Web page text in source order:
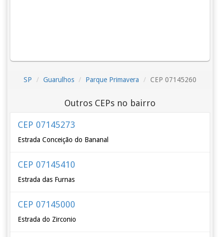
SP Guarulhos Parque Primavera CEP 07145260
Outros CEPs no bairro
CEP 07145273
Estrada Conceição do Bananal
CEP 07145410
Estrada das Furnas
CEP 07145000
Estrada do Zirconio